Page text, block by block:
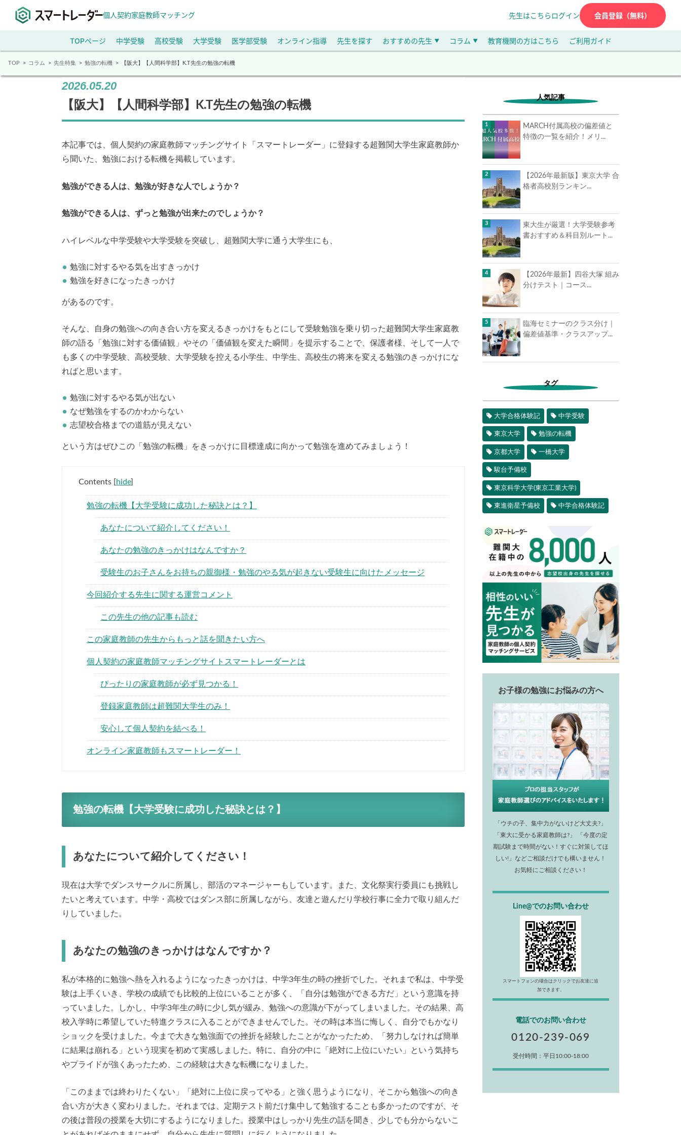
個人契約家庭教師マッチング 先生はこちら ログイン 会員登録（無料）
TOPページ 中学受験 高校受験 大学受験 医学部受験 オンライン指導 先生を探す おすすめの先生 ▼ コラム ▼ 教育機関の方はこちら ご利用ガイド
TOP コラム 先生特集 勉強の転機 【阪大】【人間科学部】K.T先生の勉強の転機
2026.05.20
【阪大】【人間科学部】K.T先生の勉強の転機
本記事では、個人契約の家庭教師マッチングサイト「スマートレーダー」に登録する超難関大学生家庭教師か
ら聞いた、勉強における転機を掲載しています。
勉強ができる人は、勉強が好きな人でしょうか？
勉強ができる人は、ずっと勉強が出来たのでしょうか？
ハイレベルな中学受験や大学受験を突破し、超難関大学に通う大学生にも、
勉強に対するやる気を出すきっかけ
勉強を好きになったきっかけ
があるのです。
そんな、自身の勉強への向き合い方を変えるきっかけをもとにして受験勉強を乗り切った超難関大学生家庭教
師の語る「勉強に対する価値観」やその「価値観を変えた瞬間」を提示することで、保護者様、そして一人で
も多くの中学受験、高校受験、大学受験を控える小学生、中学生、高校生の将来を変える勉強のきっかけにな
ればと思います。
勉強に対するやる気が出ない
なぜ勉強をするのかわからない
志望校合格までの道筋が見えない
という方はぜひこの「勉強の転機」をきっかけに目標達成に向かって勉強を進めてみましょう！
Contents [hide]
勉強の転機【大学受験に成功した秘訣とは？】
あなたについて紹介してください！
あなたの勉強のきっかけはなんですか？
受験生のお子さんをお持ちの親御様・勉強のやる気が起きない受験生に向けたメッセージ
今回紹介する先生に関する運営コメント
この先生の他の記事も読む
この家庭教師の先生からもっと話を聞きたい方へ
個人契約の家庭教師マッチングサイトスマートレーダーとは
ぴったりの家庭教師が必ず見つかる！
登録家庭教師は超難関大学生のみ！
安心して個人契約を結べる！
オンライン家庭教師もスマートレーダー！
勉強の転機【大学受験に成功した秘訣とは？】
あなたについて紹介してください！
現在は大学でダンスサークルに所属し、部活のマネージャーもしています。また、文化祭実行委員にも挑戦し
たいと考えています。中学・高校ではダンス部に所属しながら、友達と遊んだり学校行事に全力で取り組んだ
りしていました。
あなたの勉強のきっかけはなんですか？
私が本格的に勉強へ熱を入れるようになったきっかけは、中学3年生の時の挫折でした。それまで私は、中学受
験は上手くいき、学校の成績でも比較的上位にいることが多く、「自分は勉強ができる方だ」という意識を持
っていました。しかし、中学3年生の時に少し気が緩み、勉強への意識が下がってしまいました。その結果、高
校入学時に希望していた特進クラスに入ることができませんでした。その時は本当に悔しく、自分でもかなり
ショックを受けました。今まで大きな勉強面での挫折を経験したことがなかったため、「努力しなければ簡単
に結果は崩れる」という現実を初めて実感しました。特に、自分の中に「絶対に上位にいたい」という気持ち
やプライドが強くあったため、この経験は大きな転機になりました。
「このままでは終わりたくない」「絶対に上位に戻ってやる」と強く思うようになり、そこから勉強への向き
合い方が大きく変わりました。それまでは、定期テスト前だけ集中して勉強することも多かったのですが、そ
の後は普段の授業を大切にするようになりました。授業中はしっかり先生の話を聞き、少しでも分からないこ
人気記事
MARCH付属高校の偏差値と
特徴の一覧を紹介！メリ...
【2026年最新版】東京大学 合
格者高校別ランキン...
東大生が厳選！大学受験参考
書おすすめ＆科目別ルート...
【2026年最新】四谷大塚 組み
分けテスト｜コース...
臨海セミナーのクラス分け｜
偏差値基準・クラスアップ...
タグ
大学合格体験記 中学受験
東京大学 勉強の転機
京都大学 一橋大学
駿台予備校
東京科学大学(東京工業大学)
東進衛星予備校 中学合格体験記
お子様の勉強にお悩みの方へ
「ウチの子、集中力がないけど大丈夫?」
「東大に受かる家庭教師は?」 「今度の定
期試験まで時間がない！すぐに対策してほ
しい!」などご相談だけでも構いません！
お気軽にご相談ください！
Line@でのお問い合わせ
スマートフォンの場合はクリックでお友達に追
加できます。
電話でのお問い合わせ
0120-239-069
受付時間：平日10:00-18:00